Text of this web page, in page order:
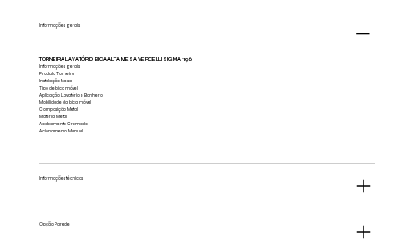
Informações gerais
TORNEIRA LAVATÓRIO BICA ALTA MESA VERCELLI SIGMA 1196
Informações gerais
Produto Torneira
Instalação Mesa
Tipo de bica móvel
Aplicação Lavatório e Banheiro
Mobilidade da bica móvel
Composição Metal
Material Metal
Acabamento Cromado
Acionamento Manual
Informações técnicas
Opção Parede